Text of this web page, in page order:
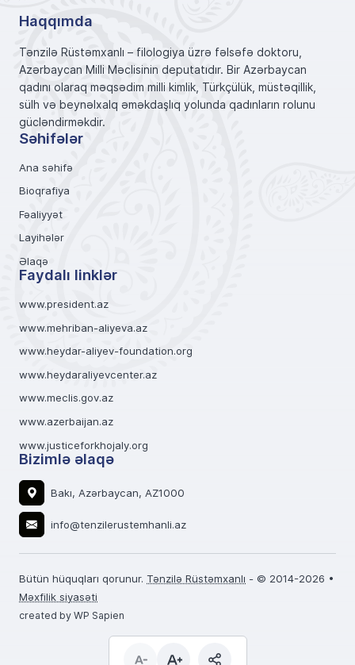
Haqqımda
Tənzilə Rüstəmxanlı – filologiya üzrə fəlsəfə doktoru,
Azərbaycan Milli Məclisinin deputatıdır. Bir Azərbaycan
qadını olaraq məqsədim milli kimlik, Türkçülük, müstəqillik,
sülh və beynəlxalq əməkdaşlıq yolunda qadınların rolunu
gücləndirməkdir.
Səhifələr
Ana səhifə
Bioqrafiya
Fəaliyyət
Layihələr
Əlaqə
Faydalı linklər
www.president.az
www.mehriban-aliyeva.az
www.heydar-aliyev-foundation.org
www.heydaraliyevcenter.az
www.meclis.gov.az
www.azerbaijan.az
www.justiceforkhojaly.org
Bizimlə əlaqə
Bakı, Azərbaycan, AZ1000
info@tenzilerustemhanli.az
Bütün hüquqları qorunur. Tənzilə Rüstəmxanlı - © 2014-2026 •
Məxfilik siyasəti
created by WP Sapien